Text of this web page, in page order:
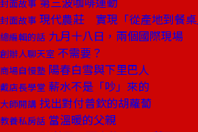
封面故事
封面故事 現代農莊 實現「從產地到餐桌
總編輯的話 九月十八日，兩個國際現場
創辦人聊天室 不需要？
商場自慢塾 陽春白雪與下里巴人
戴店長學堂 薪水不是「吵」來的
大師開講 找出對付普欽的胡蘿蔔
教養私房話 當溫暖的父親